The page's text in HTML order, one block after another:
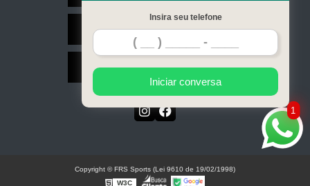
Contato
Mapa do site
1
Insira seu telefone
Iniciar conversa
Copyright © FRS Sports (Lei 9610 de 19/02/1998)
W3C